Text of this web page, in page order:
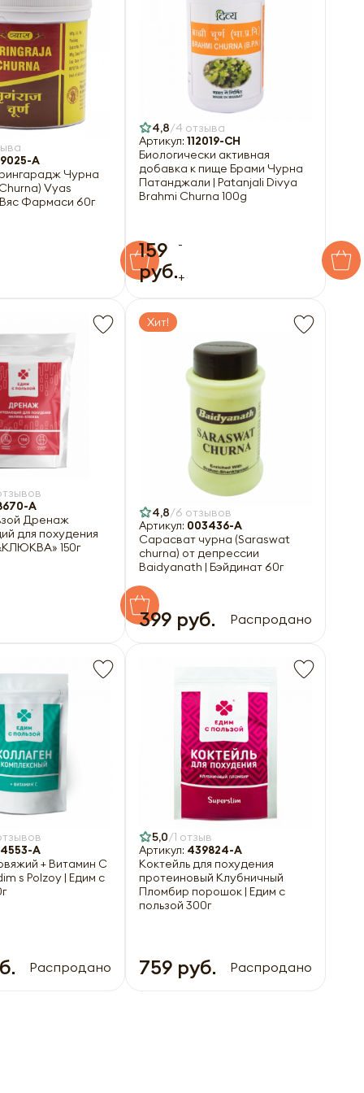
A
Чурна
Vyas
Фармаси 60г
4,8 4 отзыва
Артикул: 112019-CH
Биологически активная
добавка к пище Брами Чурна
Патанджали | Patanjali Divya
Brahmi Churna 100g
159
руб.
-
+
A
Дренаж
для похудения
150г
Хит!
4,8 6 отзывов
Артикул: 003436-A
Сарасват чурна (Saraswat
churna) от депрессии
Baidyanath | Бэйдинат 60г
399 руб. Распродано
A
+ Витамин С
s Polzoy | Едим с
Распродано
5,0 1 отзыв
Артикул: 439824-A
Коктейль для похудения
протеиновый Клубничный
Пломбир порошок | Едим с
пользой 300г
759 руб. Распродано